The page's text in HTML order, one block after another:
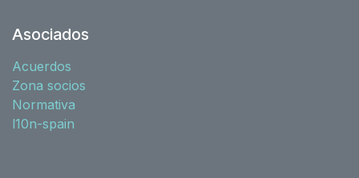
Asociados
Acuerdos
Zona socios
Normativa
l10n-spain